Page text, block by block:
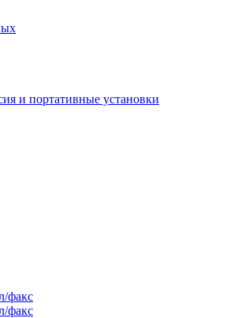
и портативные установки
факс
факс